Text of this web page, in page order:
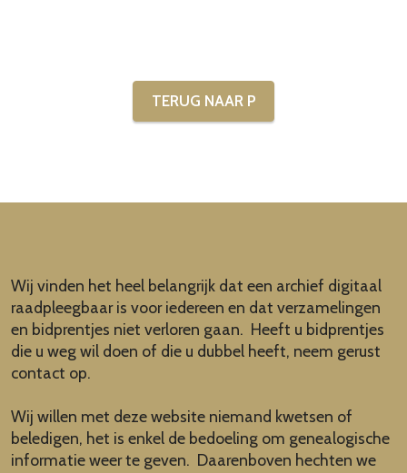
TERUG NAAR P
Wij vinden het heel belangrijk dat een archief digitaal
raadpleegbaar is voor iedereen en dat verzamelingen
en bidprentjes niet verloren gaan. Heeft u bidprentjes
die u weg wil doen of die u dubbel heeft, neem gerust
contact op.
Wij willen met deze website niemand kwetsen of
beledigen, het is enkel de bedoeling om genealogische
informatie weer te geven. Daarenboven hechten we